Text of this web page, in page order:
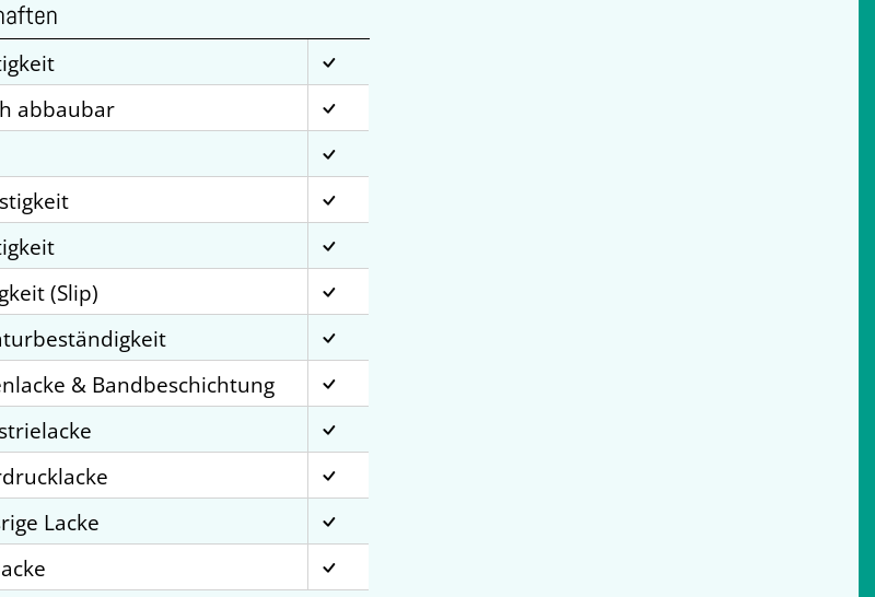
abbaubar
(Slip)
& Bandbeschichtung
Lacke